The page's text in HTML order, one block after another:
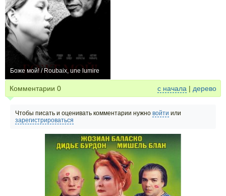
Боже мой! / Roubaix, une lumire
Комментарии 0 с начала | дерево
Чтобы писать и оценивать комментарии нужно войти или
зарегистрироваться